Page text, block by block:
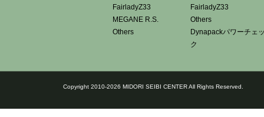
FairladyZ33
MEGANE R.S.
Others
FairladyZ33
Others
Dynapackパワーチェ
ク
Copyright 2010-2026 MIDORI SEIBI CENTER All Rights Reserved.